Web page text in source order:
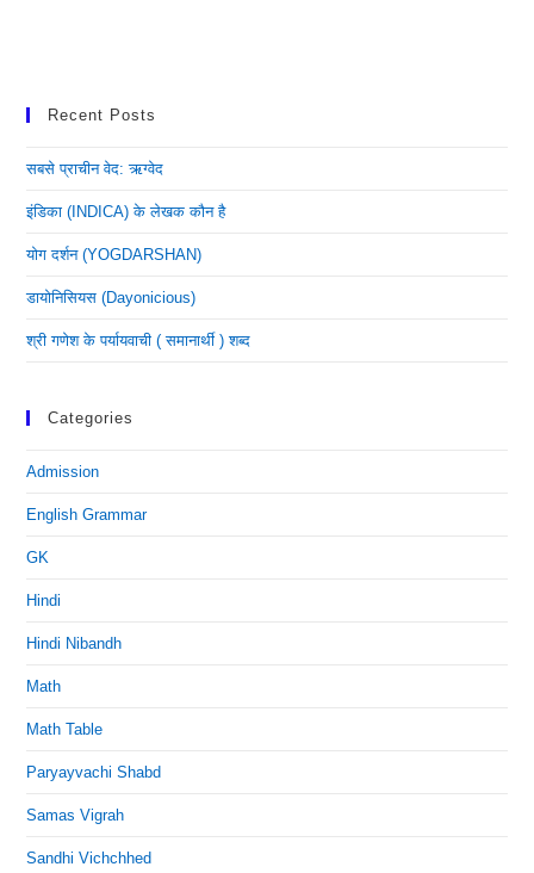
Recent Posts
सबसे प्राचीन वेद: ऋग्वेद
इंडिका (INDICA) के लेखक कौन है
योग दर्शन (YOGDARSHAN)
डायोनिसियस (dayonicious)
श्री गणेश के पर्यायवाची ( समानार्थी ) शब्द
Categories
Admission
English Grammar
GK
Hindi
Hindi Nibandh
Math
Math Table
Paryayvachi Shabd
Samas Vigrah
Sandhi Vichchhed